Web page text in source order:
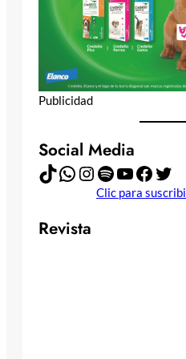
Publicidad
Social Media
TikTok WhatsApp Instagram Spotify YouTube Facebook Twitter
Clic para
Revista